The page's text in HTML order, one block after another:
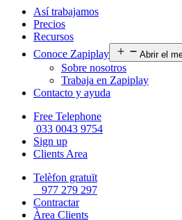
Así trabajamos
Precios
Recursos
Conoce Zapiplay
Abrir el
Sobre nosotros
Trabaja en Zapiplay
Contacto y ayuda
Free Telephone
033 0043 9754
Sign up
Clients Area
Telèfon gratuït
977 279 297
Contractar
Àrea Clients